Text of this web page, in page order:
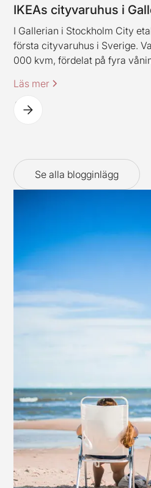
IKEAs cityvaruhus i
I Gallerian i Stockholm City
första cityvaruhus i Sverige.
000 kvm, fördelat på fyra
IKEAs klassiska
spännande tappning).
Läs mer
Se alla blogginlägg